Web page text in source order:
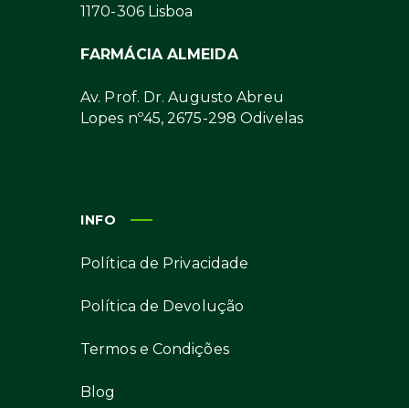
1170-306 Lisboa
FARMÁCIA ALMEIDA
Av. Prof. Dr. Augusto Abreu
Lopes nº45, 2675-298 Odivelas
INFO
Política de Privacidade
Política de Devolução
Termos e Condições
Blog